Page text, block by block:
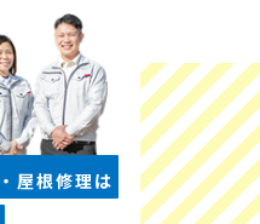
屋根修理は